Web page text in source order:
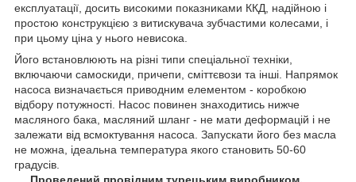
експлуатації, досить високими показниками ККД, надійною і
простою конструкцією з витискувача зубчастими колесами, і
при цьому ціна у нього невисока.
Його встановлюють на різні типи спеціальної техніки,
включаючи самоскиди, причепи, сміттєвози та інші. Напрямок
насоса визначається приводним елементом - коробкою
відбору потужності. Насос повинен знаходитись нижче
масляного бака, масляний шланг - не мати деформацій і не
залежати від всмоктування насоса. Запускати його без масла
не можна, ідеальна температура якого становить 50-60
градусів.
Проведений провідним турецьким виробником.